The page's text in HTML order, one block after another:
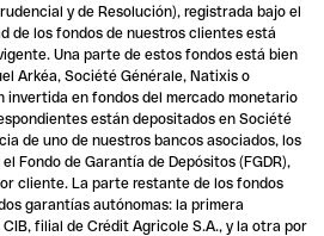
y de Resolución), registrada bajo el
de los fondos de nuestros clientes está
Una parte de estos fondos está bien
Arkéa, Société Générale, Natixis o
invertida en fondos del mercado monetario
están depositados en Société
de uno de nuestros bancos asociados, los
Fondo de Garantía de Depósitos (FGDR),
cliente. La parte restante de los fondos
garantías autónomas: la primera
filial de Crédit Agricole S.A., y la otra por